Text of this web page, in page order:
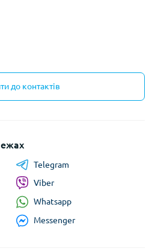
до контактів
Telegram
Viber
Whatsapp
Messenger